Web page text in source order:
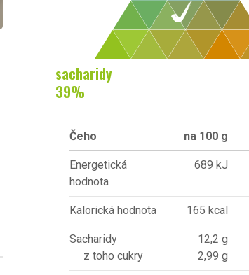
sacharidy
39%
Čeho na 100 g
Energetická
hodnota
689 kJ
Kalorická hodnota 165 kcal
Sacharidy
z toho cukry
12,2 g
2,99 g